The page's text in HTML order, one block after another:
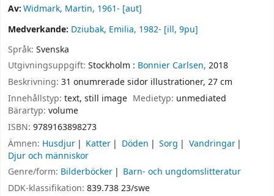
Av:Widmark, Martin, 1961- [aut]
Medverkande: Dziubak, Emilia, 1982- [ill, 9pu]
Språk: Svenska
Utgivningsuppgift: Stockholm : Bonnier Carlsen, 2018
Beskrivning: 31 onumrerade sidor illustrationer, 27 cm
Innehållstyp: text, still image Medietyp: unmediated
Bärartyp: volume
ISBN: 9789163898273
Ämnen: Husdjur Katter Döden Sorg
Vandringar
Djur och människor
Genre/form: Bilderböcker
Barn- och ungdomslitteratur
DDK-klassifikation: 839.738 23/swe